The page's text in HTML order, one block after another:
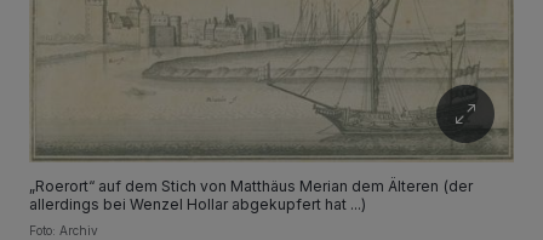
„Roerort“ auf dem Stich von Matthäus Merian dem Älteren (der
allerdings bei Wenzel Hollar abgekupfert hat ...)
Foto: Archiv